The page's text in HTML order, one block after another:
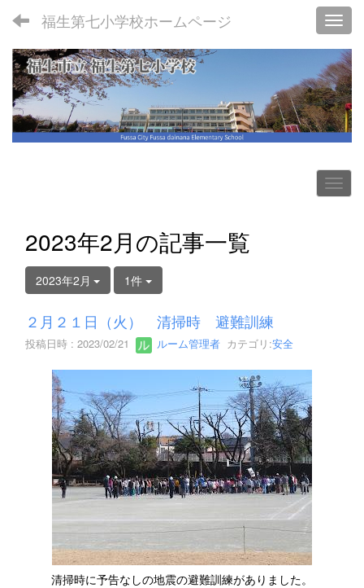
福生第七小学校ホームページ
2023年2月の記事一覧
2023年2月 1件
２月２１日（火） 清掃時 避難訓練
投稿日時 : 2023/02/21 ルーム管理者 カテゴリ:安全
清掃時に予告なしの地震の避難訓練がありました。